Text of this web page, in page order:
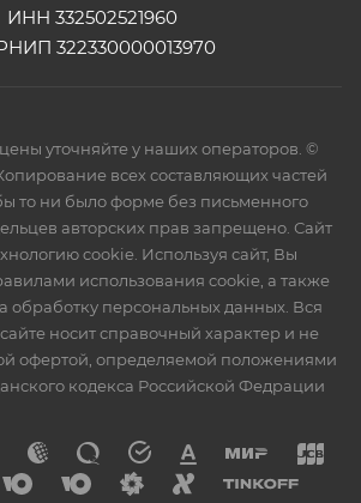
ИНН 332502521960
322330000013970
уточняйте у наших операторов. ©
всех составляющих частей
то ни было форме без письменного
авторских прав запрещено. Сайт
cookie. Используя сайт, Вы
использования cookie, а также
обработку персональных данных. Вся
носит справочный характер и не
офертой, определяемой положениями
кодекса Российской Федрации